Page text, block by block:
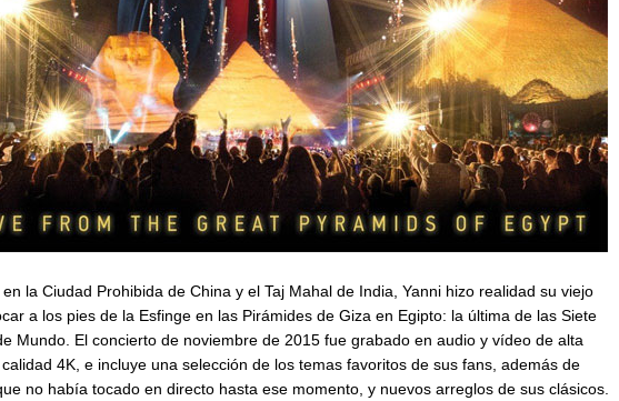
la Ciudad Prohibida de China y el Taj Mahal de India, Yanni hizo realidad su viejo
a los pies de la Esfinge en las Pirámides de Giza en Egipto: la última de las Siete
Mundo. El concierto de noviembre de 2015 fue grabado en audio y vídeo de alta
4K, e incluye una selección de los temas favoritos de sus fans, además de
no había tocado en directo hasta ese momento, y nuevos arreglos de sus clásicos.